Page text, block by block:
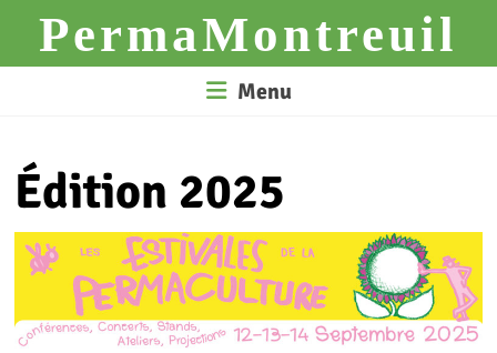
contentPermaMontreuil
Menu
Édition 2025